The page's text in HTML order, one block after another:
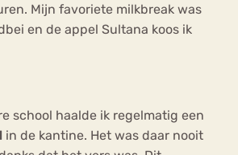
Mijn favoriete milkbreak was
en de appel Sultana koos ik
school haalde ik regelmatig een
in de kantine. Het was daar nooit